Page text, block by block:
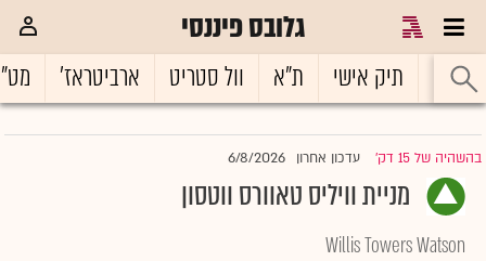
גלובס פיננסי
ראשי תיק אישי ת"א וול סטריט ארביטראז'
בהשהיה של 15 דק' |עדכון אחרון 6/8/2026
מניית וויליס טאוורס ווטסון
Willis Towers Watson